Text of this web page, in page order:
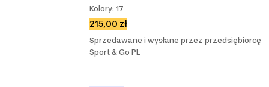
Kolory: 17
215,00 zł
Sprzedawane i wysłane przez przedsiębiorcę
Sport & Go PL